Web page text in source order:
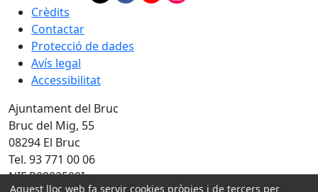
Crèdits
Contactar
Protecció de dades
Avís legal
Accessibilitat
Ajuntament del Bruc
Bruc del Mig, 55
08294 El Bruc
Tel. 93 771 00 06
NIF P0802500I
Aquest lloc web fa servir cookies pròpies i de tercers per